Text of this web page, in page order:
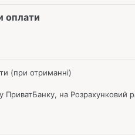
оплати
(при отриманні)
ПриватБанку, на